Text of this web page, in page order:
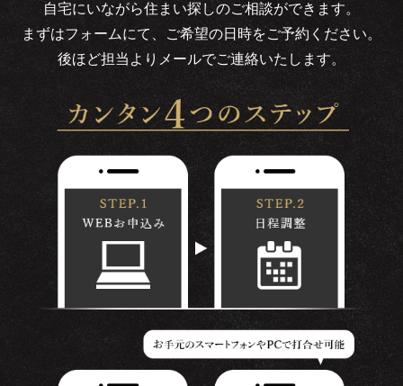
自宅にいながら住まい探しのご相談ができます。
まずはフォームにて、ご希望の日時をご予約ください。
後ほど担当よりメールでご連絡いたします。